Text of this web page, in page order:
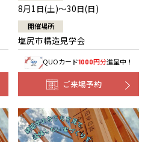
8月1日(土)～30日(日)
開催場所
塩尻市構造見学会
QUOカード1000円分進呈中！
ご来場予約